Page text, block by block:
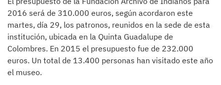
2016 será de 310.000 euros, según acordaron este
martes, día 29, los patronos, reunidos en la sede de esta
institución, ubicada en la Quinta Guadalupe de
Colombres. En 2015 el presupuesto fue de 232.000
euros. Un total de 13.400 personas han visitado este año
el museo.